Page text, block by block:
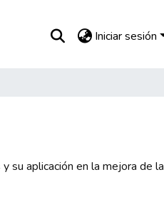
Iniciar sesión
su aplicación en la mejora de la